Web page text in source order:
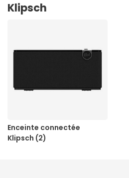
Klipsch
Enceinte connectée
Klipsch (2)